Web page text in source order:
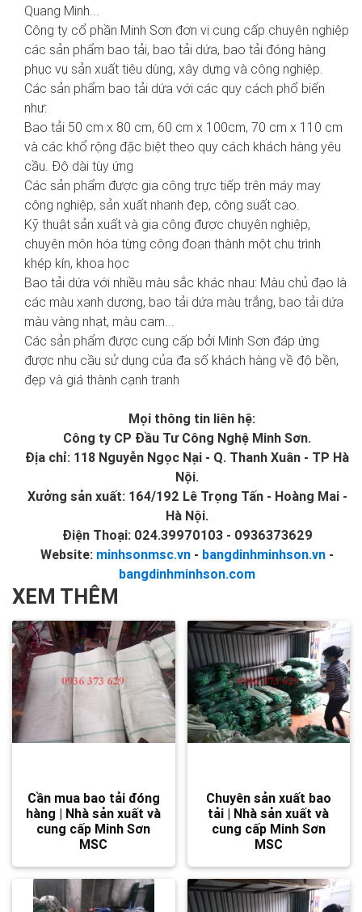
Quang Minh...
Công ty cổ phần Minh Sơn đơn vị cung cấp chuyên nghiệp
các sản phẩm bao tải, bao tải dứa, bao tải đóng hàng
phục vụ sản xuất tiêu dùng, xây dựng và công nghiệp.
Các sản phẩm bao tải dứa với các quy cách phổ biến
như:
Bao tải 50 cm x 80 cm, 60 cm x 100cm, 70 cm x 110 cm
và các khổ rộng đặc biệt theo quy cách khách hàng yêu
cầu. Độ dài tùy ứng
Các sản phẩm được gia công trực tiếp trên máy may
công nghiệp, sản xuất nhanh đẹp, công suất cao.
Kỹ thuật sản xuất và gia công được chuyên nghiệp,
chuyên môn hóa từng công đoạn thành một chu trình
khép kín, khoa học
Bao tải dứa với nhiều màu sắc khác nhau: Màu chủ đạo là
các màu xanh dương, bao tải dứa màu trắng, bao tải dứa
màu vàng nhạt, màu cam...
Các sản phẩm được cung cấp bởi Minh Sơn đáp ứng
được nhu cầu sử dụng của đa số khách hàng về độ bền,
đẹp và giá thành cạnh tranh
Mọi thông tin liên hệ:
Công ty CP Đầu Tư Công Nghệ Minh Sơn.
Địa chỉ: 118 Nguyễn Ngọc Nại - Q. Thanh Xuân - TP Hà
Nội.
Xưởng sản xuất: 164/192 Lê Trọng Tấn - Hoàng Mai -
Hà Nội.
Điện Thoại: 024.39970103 - 0936373629
Website: minhsonmsc.vn - bangdinhminhson.vn -
bangdinhminhson.com
XEM THÊM
Cần mua bao tải đóng
hàng | Nhà sản xuất và
cung cấp Minh Sơn
MSC
Chuyên sản xuất bao
tải | Nhà sản xuất và
cung cấp Minh Sơn
MSC